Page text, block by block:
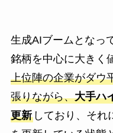
生成AIブームとなっ
銘柄を中心に大きく
上位陣の企業がダウ
張りながら、大手ハ
更新しており、それ